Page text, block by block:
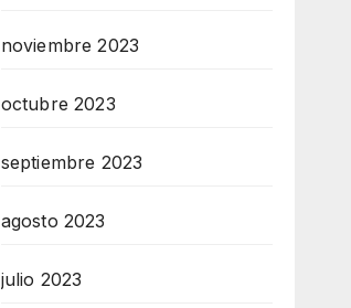
noviembre 2023
octubre 2023
septiembre 2023
agosto 2023
julio 2023